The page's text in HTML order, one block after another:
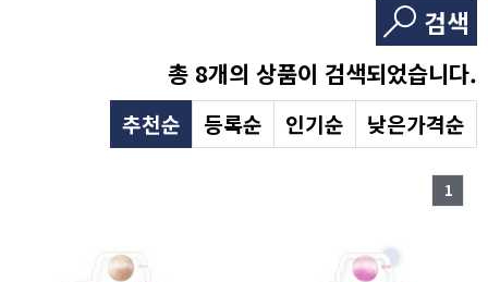
검색
총 8개의 상품이 검색되었습니다.
추천순 등록순 인기순 낮은가격순
1